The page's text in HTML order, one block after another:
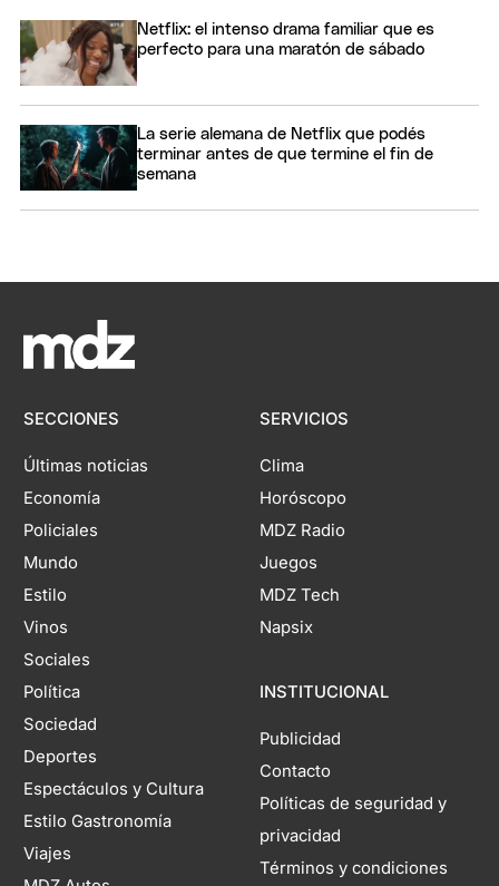
Netflix: el intenso drama familiar que es
perfecto para una maratón de sábado
La serie alemana de Netflix que podés
terminar antes de que termine el fin de
semana
SECCIONES
Últimas noticias
Economía
Policiales
Mundo
Estilo
Vinos
Sociales
Política
Sociedad
Deportes
Espectáculos y Cultura
Estilo Gastronomía
Viajes
SERVICIOS
Clima
Horóscopo
MDZ Radio
Juegos
MDZ Tech
Napsix
INSTITUCIONAL
Publicidad
Contacto
Políticas de seguridad y
privacidad
Términos y condiciones